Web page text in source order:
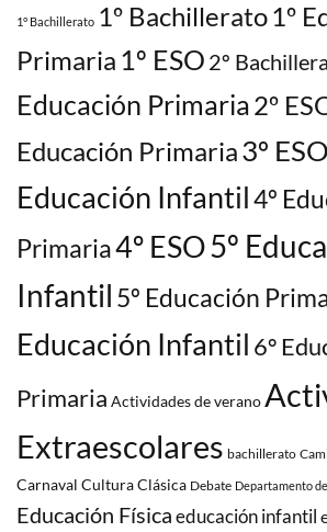
1° Bachillerato 1º Bachillerato1º
Primaria 1º ESO 2º
Educación Primaria2º
Educación Primaria3º ESO
Educación Infantil4º
Primaria4º ESO5º
Infantil 5º Educación
Educación Infantil 6º
Primaria Actividades de verano
Extraescolares bachillerato
Carnaval Cultura Clásica Debate Departamento
Educación Físicaeducación infantil